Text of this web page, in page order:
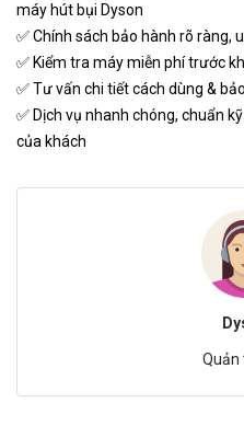
máy hút bụi Dyson
✅ Chính sách bảo hành rõ ràng,
✅ Kiểm tra máy miễn phí trước
✅ Tư vấn chi tiết cách dùng &
✅ Dịch vụ nhanh chóng, chuẩn
của khách
Quản